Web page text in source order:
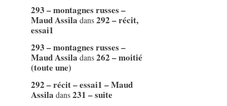
293 – montagnes russes –
Maud Assila dans292 – récit,
essai1
293 – montagnes russes –
Maud Assila dans262 – moitié
(toute une)
292 – récit – essai1 – Maud
Assila dans231 – suite